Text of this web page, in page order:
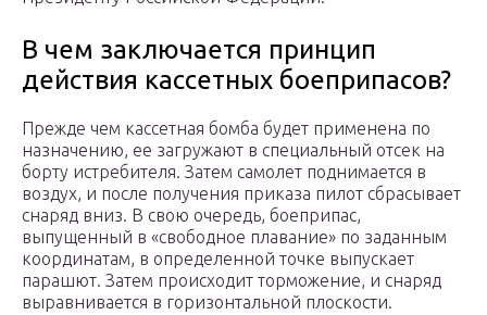
В чем заключается принцип
действия кассетных боеприпасов?
Прежде чем кассетная бомба будет применена по
назначению, ее загружают в специальный отсек на
борту истребителя. Затем самолет поднимается в
воздух, и после получения приказа пилот сбрасывает
снаряд вниз. В свою очередь, боеприпас,
выпущенный в «свободное плавание» по заданным
координатам, в определенной точке выпускает
парашют. Затем происходит торможение, и снаряд
выравнивается в горизонтальной плоскости.